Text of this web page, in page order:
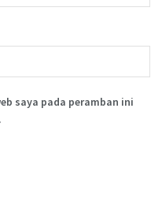
saya pada peramban ini